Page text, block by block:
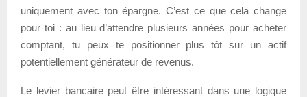
uniquement avec ton épargne. C’est ce que cela change
pour toi : au lieu d’attendre plusieurs années pour acheter
comptant, tu peux te positionner plus tôt sur un actif
potentiellement générateur de revenus.
Le levier bancaire peut être intéressant dans une logique